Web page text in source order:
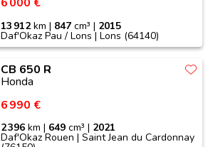
13 912km | 847 cm³ | 2015
Daf'Okaz Pau / Lons | Lons (64140)
CB 650 R
Honda
6 990 €
2 396 km | 649 cm³ | 2021
Daf'Okaz Rouen | Saint Jean du Cardonnay